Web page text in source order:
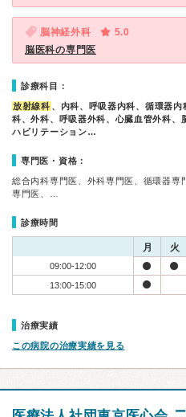
脳神経外科
5.0
脳医科の専門医
診療科目：
放射線科 、内科、呼吸器内科、循環器
科、外科、呼吸器外科、心臓血管外科、
ハビリテーション…
専門医・資格：
総合内科専門医、外科専門医、循環器専
専門医、…
診療時間
月 火
09:00-12:00
13:00-15:00
治療実績
この病院の治療実績を見る